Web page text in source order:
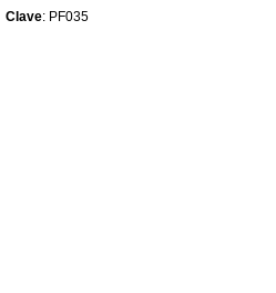
Clave: PF035